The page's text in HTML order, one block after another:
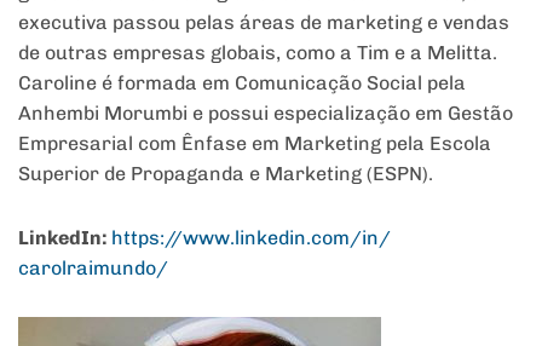
executiva passou pelas áreas de marketing e vendas
de outras empresas globais, como a Tim e a Melitta.
Caroline é formada em Comunicação Social pela
Anhembi Morumbi e possui especialização em Gestão
Empresarial com Ênfase em Marketing pela Escola
Superior de Propaganda e Marketing (ESPN).
LinkedIn: https://www.linkedin.com/in/
carolraimundo/